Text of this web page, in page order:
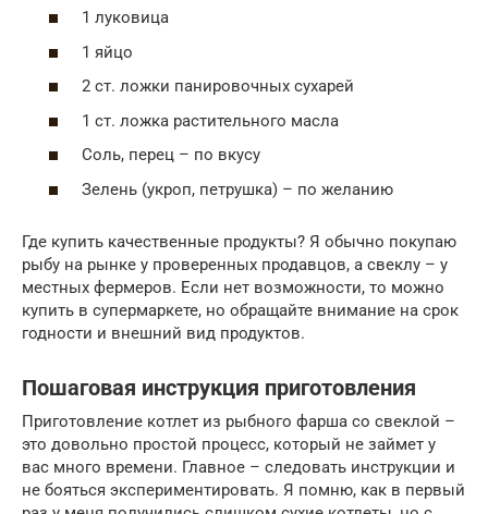
1 луковица
1 яйцо
2 ст. ложки панировочных сухарей
1 ст. ложка растительного масла
Соль, перец – по вкусу
Зелень (укроп, петрушка) – по желанию
Где купить качественные продукты? Я обычно покупаю
рыбу на рынке у проверенных продавцов, а свеклу – у
местных фермеров. Если нет возможности, то можно
купить в супермаркете, но обращайте внимание на срок
годности и внешний вид продуктов.
Пошаговая инструкция приготовления
Приготовление котлет из рыбного фарша со свеклой –
это довольно простой процесс, который не займет у
вас много времени. Главное – следовать инструкции и
не бояться экспериментировать. Я помню, как в первый